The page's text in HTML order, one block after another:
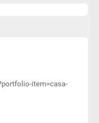
item=casa-